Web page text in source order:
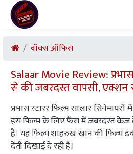
बॉक्स ऑफिस
Salaar Movie Review:
से की जबरदस्त वापसी, एक्शन
प्रभास स्टारर फिल्म सालार सिनेमाघरों
इस फिल्म के लिए फैंस में जबरदस्त क्रेज
है। यह फिल्म शाहरुख खान की फिल्म
देती दिखाई दे रही है।